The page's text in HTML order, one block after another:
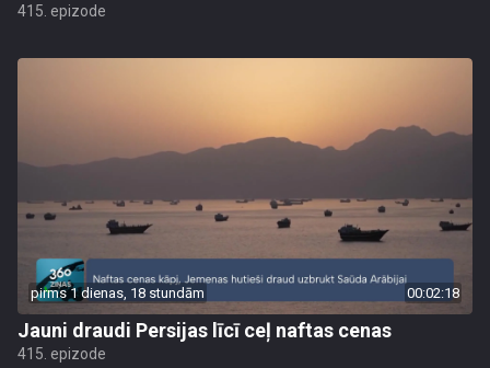
415. epizode
pirms 1 dienas, 18 stundām 00:02:18
Jauni draudi Persijas līcī ceļ naftas cenas
415. epizode